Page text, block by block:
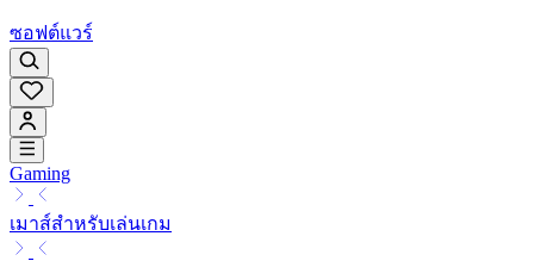
ซอฟต์แวร์
Gaming
เมาส์สำหรับเล่นเกม